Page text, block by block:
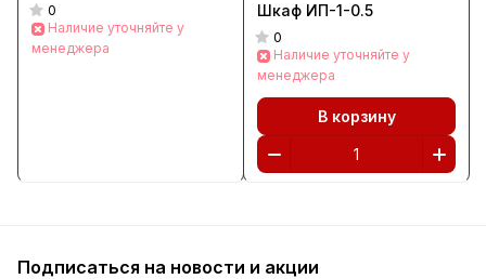
0
Наличие уточняйте у
менеджера
Шкаф ИП-1-0.5
0
Наличие уточняйте у
менеджера
В корзину
Подписаться на новости и акции